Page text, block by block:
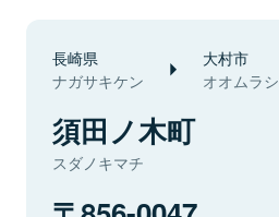
長崎県
ナガサキケン
大村市
オオムラシ
須田ノ木町
スダノキマチ